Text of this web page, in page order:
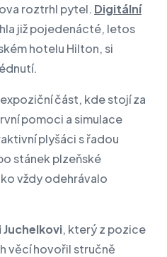
roztrhl pytel. Digitální
již pojedenácté, letos
hotelu Hilton, si
část, kde stojí za
pomoci a simulace
plyšáci s řadou
stánek plzeňské
vždy odehrávalo
Juchelkovi, který z pozice
věcí hovořil stručně